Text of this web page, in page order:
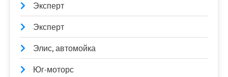
Эксперт
Эксперт
Элис, автомойка
Юг-моторс